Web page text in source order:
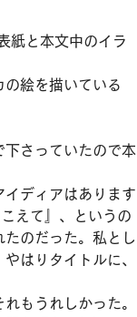
紙と本文中のイラ
絵を描いている
さっていたので本
ディアはあります
えて』、というの
のだった。私とし
はりタイトルに、
もうれしかった。